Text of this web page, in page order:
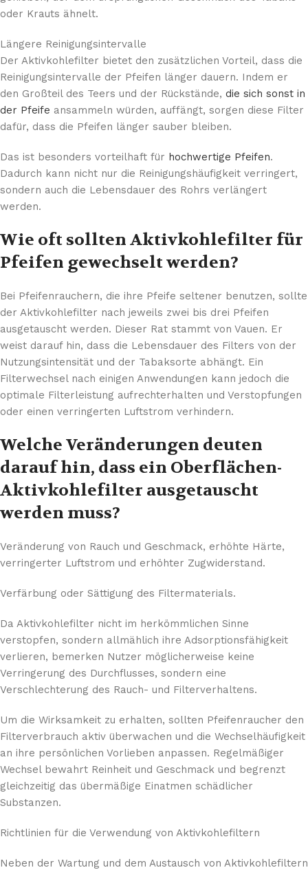
oder Krauts ähnelt.
Längere Reinigungsintervalle
Der Aktivkohlefilter bietet den zusätzlichen Vorteil, dass die
Reinigungsintervalle der Pfeifen länger dauern. Indem er
den Großteil des Teers und der Rückstände, die sich sonst in
der Pfeife ansammeln würden, auffängt, sorgen diese Filter
dafür, dass die Pfeifen länger sauber bleiben.
Das ist besonders vorteilhaft für hochwertige Pfeifen.
Dadurch kann nicht nur die Reinigungshäufigkeit verringert,
sondern auch die Lebensdauer des Rohrs verlängert
werden.
Wie oft sollten Aktivkohlefilter für
Pfeifen gewechselt werden?
Bei Pfeifenrauchern, die ihre Pfeife seltener benutzen, sollte
der Aktivkohlefilter nach jeweils zwei bis drei Pfeifen
ausgetauscht werden. Dieser Rat stammt von Vauen. Er
weist darauf hin, dass die Lebensdauer des Filters von der
Nutzungsintensität und der Tabaksorte abhängt. Ein
Filterwechsel nach einigen Anwendungen kann jedoch die
optimale Filterleistung aufrechterhalten und Verstopfungen
oder einen verringerten Luftstrom verhindern.
Welche Veränderungen deuten
darauf hin, dass ein Oberflächen-
Aktivkohlefilter ausgetauscht
werden muss?
Veränderung von Rauch und Geschmack, erhöhte Härte,
verringerter Luftstrom und erhöhter Zugwiderstand.
Verfärbung oder Sättigung des Filtermaterials.
Da Aktivkohlefilter nicht im herkömmlichen Sinne
verstopfen, sondern allmählich ihre Adsorptionsfähigkeit
verlieren, bemerken Nutzer möglicherweise keine
Verringerung des Durchflusses, sondern eine
Verschlechterung des Rauch- und Filterverhaltens.
Um die Wirksamkeit zu erhalten, sollten Pfeifenraucher den
Filterverbrauch aktiv überwachen und die Wechselhäufigkeit
an ihre persönlichen Vorlieben anpassen. Regelmäßiger
Wechsel bewahrt Reinheit und Geschmack und begrenzt
gleichzeitig das übermäßige Einatmen schädlicher
Substanzen.
Richtlinien für die Verwendung von Aktivkohlefiltern
Neben der Wartung und dem Austausch von Aktivkohlefiltern